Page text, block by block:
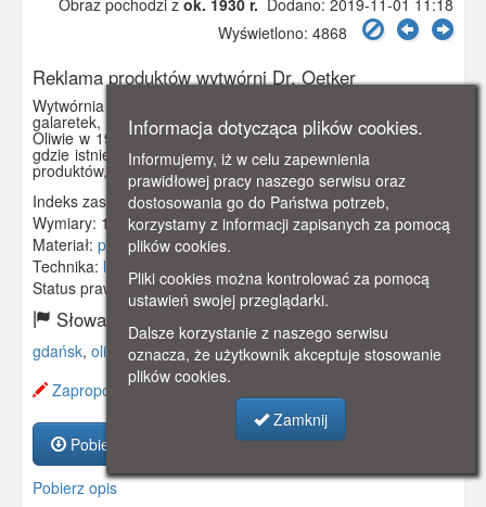
Wyświetlono: 4868
Reklama produktów wytwórni Dr. Oetker
Wytwórnia produktów spożywczych (proszków do pieczenia,
galaretek, budyniów i in.) Dr. Oetker została założona w
Oliwie w 1922 r. przy Oetkerstr. 15 / 16 (ob. ul. Dickmanna),
gdzie istnieje do dziś. Pocztówka stanowi reklamę tego typu
produktów, zwłaszcza leguminy.
Indeks zasobu:GSP01477
Wymiary: 140 x 100 mm
Materiał: pocztówka
Technika: litografia
Status prawny: Użycie Niekomercyjne
Słowa kluczowe:
gdańsk, oliwa ,wytwórnia, reklama,
Zaproponuj zmianę opisu.
Pobierz zasób
Pobierz opis
Informacja dotycząca plików cookies.
Informujemy, iż w celu zapewnienia
prawidłowej pracy naszego serwisu oraz
dostosowania go do Państwa potrzeb,
korzystamy z informacji zapisanych za pomocą
plików cookies.
Pliki cookies można kontrolować za pomocą
ustawień swojej przeglądarki.
Dalsze korzystanie z naszego serwisu
oznacza, że użytkownik akceptuje stosowanie
plików cookies.
Zamknij